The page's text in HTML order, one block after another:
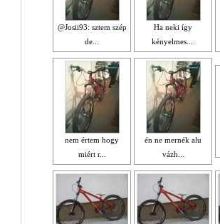
@Josii93: sztem szép
de...
Ha neki így
kényelmes....
nem értem hogy
miért r...
én ne mernék alu
vázh...